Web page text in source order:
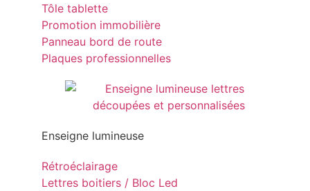
Tôle tablette
Promotion immobilière
Panneau bord de route
Plaques professionnelles
Enseigne lumineuse
Rétroéclairage
Lettres boitiers / Bloc Led